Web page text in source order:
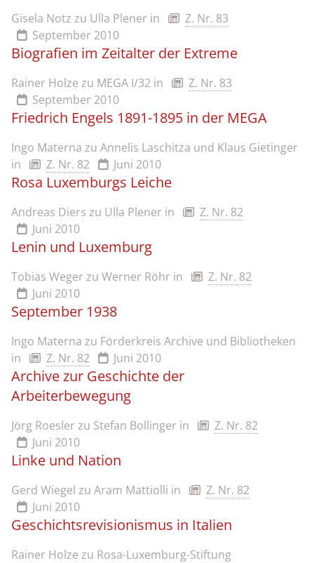
Gisela Notz zu Ulla Plener in
Z. Nr. 83
September 2010
Biografien im Zeitalter der Extreme
Rainer Holze zu MEGA I/32 in
Z. Nr. 83
September 2010
Friedrich Engels 1891-1895 in der MEGA
Ingo Materna zu Annelis Laschitza und Klaus Gietinger
in
Z. Nr. 82 Juni 2010
Rosa Luxemburgs Leiche
Andreas Diers zu Ulla Plener in
Z. Nr. 82
Juni 2010
Lenin und Luxemburg
Tobias Weger zu Werner Röhr in
Z. Nr. 82
Juni 2010
September 1938
Ingo Materna zu Förderkreis Archive und Bibliotheken
in
Z. Nr. 82 Juni 2010
Archive zur Geschichte der
Arbeiterbewegung
Jörg Roesler zu Stefan Bollinger in
Z. Nr. 82
Juni 2010
Linke und Nation
Gerd Wiegel zu Aram Mattiolli in
Z. Nr. 82
Juni 2010
Geschichtsrevisionismus in Italien
Rainer Holze zu Rosa-Luxemburg-Stiftung